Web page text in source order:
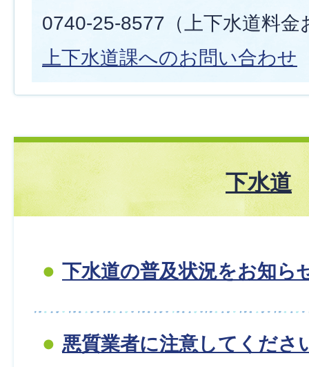
0740-25-8577（上下水道料金
上下水道課へのお問い合わせ
下水道
下水道の普及状況をお知ら
悪質業者に注意してくださ